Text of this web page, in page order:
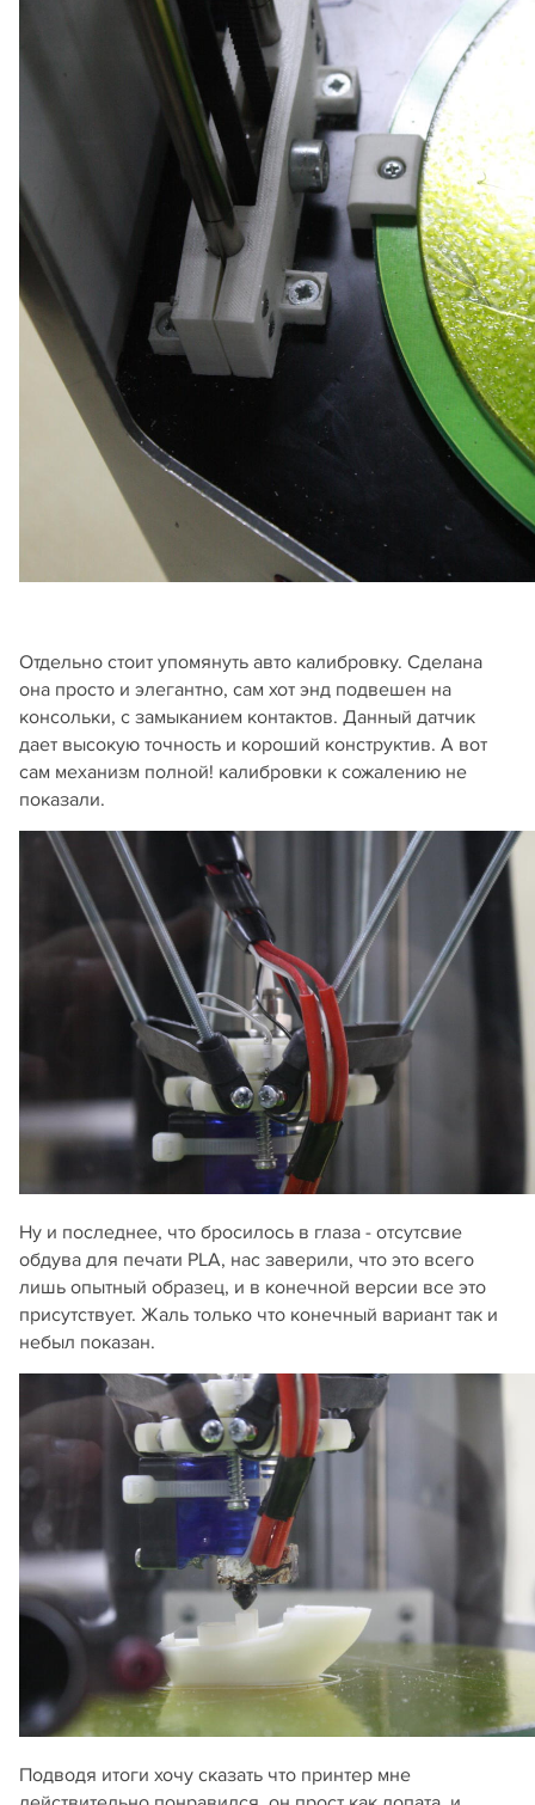
Отдельно стоит упомянуть авто калибровку. Сделана
она просто и элегантно, сам хот энд подвешен на
консольки, с замыканием контактов. Данный датчик
дает высокую точность и короший конструктив. А вот
сам механизм полной! калибровки к сожалению не
показали.
Ну и последнее, что бросилось в глаза - отсутсвие
обдува для печати PLA, нас заверили, что это всего
лишь опытный образец, и в конечной версии все это
присутствует. Жаль только что конечный вариант так и
небыл показан.
Подводя итоги хочу сказать что принтер мне